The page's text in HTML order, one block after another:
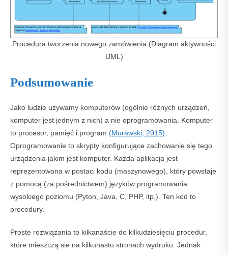
Procedura tworzenia nowego zamówienia (Diagram aktywności
UML)
Podsumowanie
Jako ludzie używamy komputerów (ogólnie różnych urządzeń,
komputer jest jednym z nich) a nie oprogramowania. Komputer
to procesor, pamięć i program (Murawski, 2015).
Oprogramowanie to skrypty konfigurujące zachowanie się tego
urządzenia jakim jest komputer. Każda aplikacja jest
reprezentowana w postaci kodu (maszynowego), który powstaje
z pomocą (za pośrednictwem) języków programowania
wysokiego poziomu (Pyton, Java, C, PHP, itp.). Ten kod to
procedury.
Proste rozwiązania to kilkanaście do kilkudziesięciu procedur,
które mieszczą sie na kilkunastu stronach wydruku. Jednak